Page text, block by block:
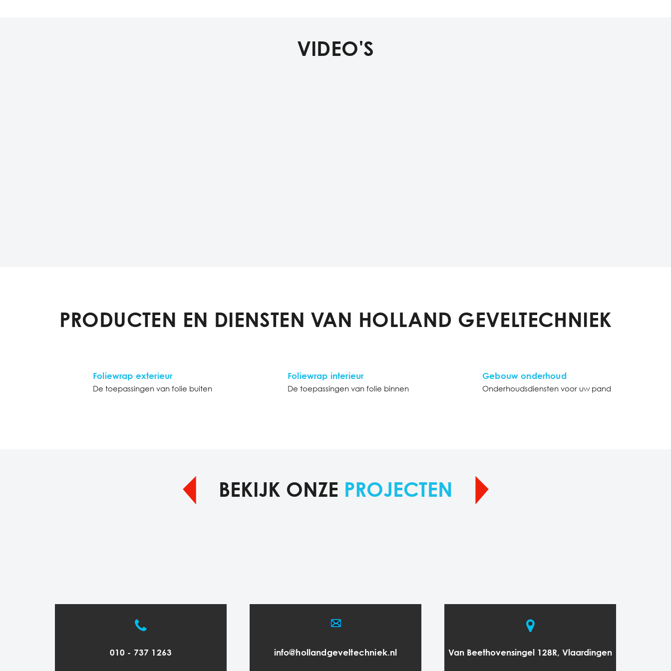
VIDEO'S
PRODUCTEN EN DIENSTEN VAN HOLLAND GEVELTECHNIEK
Foliewrap exterieur
De toepassingen van folie buiten
Foliewrap interieur
De toepassingen van folie binnen
Gebouw onderhoud
Onderhoudsdiensten voor uw pand
BEKIJK ONZE PROJECTEN
010 - 737 1263 info@hollandgeveltechniek.nl Van Beethovensingel 128R, Vlaardingen